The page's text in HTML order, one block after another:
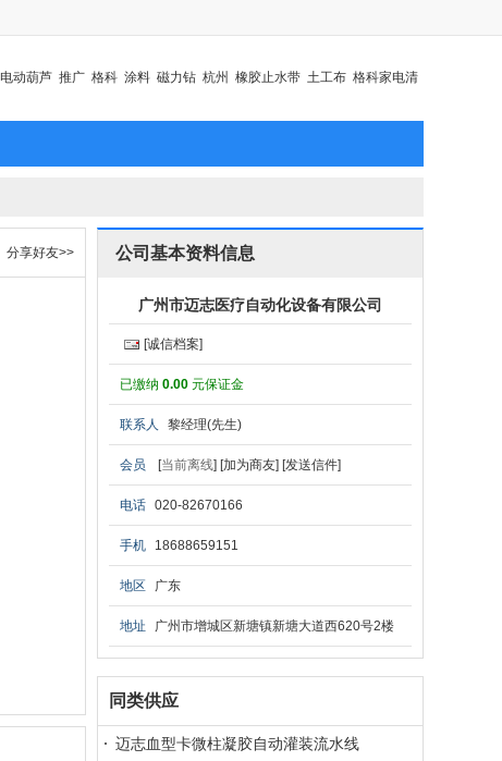
电动葫芦 推广 格科 涂料 磁力钻 杭州 橡胶止水带 土工布 格科家电清
分享好友>> 公司基本资料信息
广州市迈志医疗自动化设备有限公司
[诚信档案]
已缴纳 0.00 元保证金
联系人 黎经理(先生)
会员 [当前离线] [加为商友] [发送信件]
电话 020-82670166
手机 18688659151
地区 广东
地址 广州市增城区新塘镇新塘大道西620号2楼
同类供应
迈志血型卡微柱凝胶自动灌装流水线